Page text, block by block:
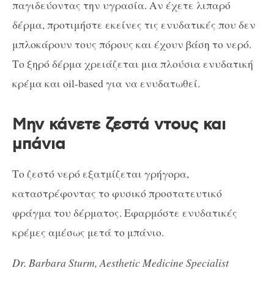
παγιδεύοντας την υγρασία. Αν έχετε λιπαρό
δέρμα, προτιμήστε εκείνες τις ενυδατικές που δεν
μπλοκάρουν τους πόρους και έχουν βάση το νερό.
Το ξηρό δέρμα χρειάζεται μια πλούσια ενυδατική
κρέμα και oil-based για να ενυδατωθεί.
Μην κάνετε ζεστά ντους και
μπάνια
Το ζεστό νερό εξατμίζεται γρήγορα,
καταστρέφοντας το φυσικό προστατευτικό
φράγμα του δέρματος. Εφαρμόστε ενυδατικές
κρέμες αμέσως μετά το μπάνιο.
Dr. Barbara Sturm, Aesthetic Medicine Specialist